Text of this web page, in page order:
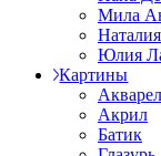
Мила
Юлия
Картины
Акрил
Батик